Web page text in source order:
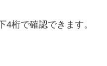
桁で確認できます。